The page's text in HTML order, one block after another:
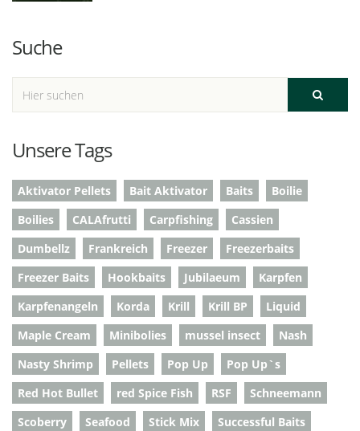
Suche
Unsere Tags
Aktivator Pellets Bait Aktivator Baits
Boilie
Boilies
CALAfrutti Carpfishing
Cassien
Dumbellz
Frankreich Freezer
Freezerbaits
Freezer Baits
Hookbaits Jubilaeum
Karpfen
Karpfenangeln
Korda Krill Krill BP
Liquid
Maple Cream
Minibolies mussel insect
Nash
Nasty Shrimp
Pellets Pop Up
Pop Up`s
Red Hot Bullet
red Spice Fish RSF
Schneemann
Scoberry
Seafood Stick Mix
Successful Baits